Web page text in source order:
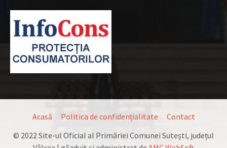
Acasă Politica de confidențialitate
Contact
© 2022 Site-ul Oficial al Primăriei Comunei Sutești, județul